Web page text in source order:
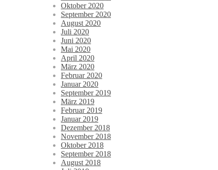
Oktober 2020
September 2020
August 2020
Juli 2020
Juni 2020
Mai 2020
April 2020
März 2020
Februar 2020
Januar 2020
September 2019
März 2019
Februar 2019
Januar 2019
Dezember 2018
November 2018
Oktober 2018
September 2018
August 2018